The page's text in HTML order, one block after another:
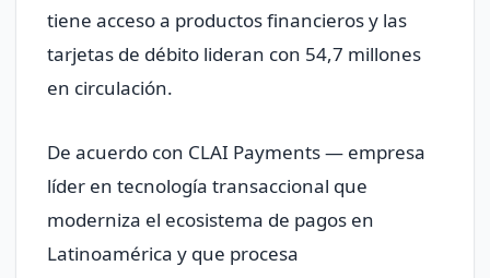
tiene acceso a productos financieros y las
tarjetas de débito lideran con 54,7 millones
en circulación.
De acuerdo con CLAI Payments — empresa
líder en tecnología transaccional que
moderniza el ecosistema de pagos en
Latinoamérica y que procesa